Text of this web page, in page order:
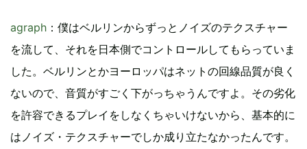
agraph ：僕はベルリンからずっとノイズのテクスチャー
を流して、それを日本側でコントロールしてもらっていま
した。ベルリンとかヨーロッパはネットの回線品質が良く
ないので、音質がすごく下がっちゃうんですよ。その劣化
を許容できるプレイをしなくちゃいけないから、基本的に
はノイズ・テクスチャーでしか成り立たなかったんです。